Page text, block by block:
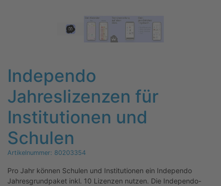
Independo
Jahreslizenzen für
Institutionen und
Schulen
Artikelnummer: 80203354
Pro Jahr können Schulen und Institutionen ein Independo
Jahresgrundpaket inkl. 10 Lizenzen nutzen. Die Independo-